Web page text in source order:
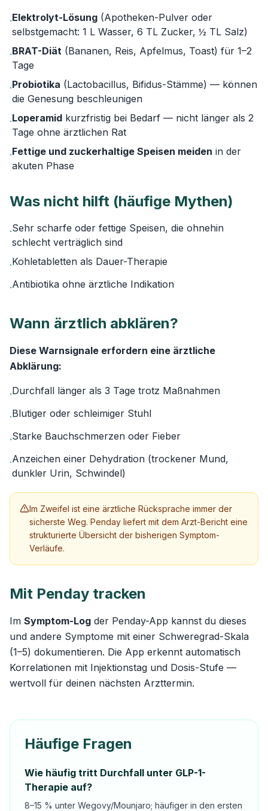
·Elektrolyt-Lösung (Apotheken-Pulver oder
selbstgemacht: 1 L Wasser, 6 TL Zucker, ½ TL Salz)
·BRAT-Diät (Bananen, Reis, Apfelmus, Toast) für 1–2
Tage
·Probiotika (Lactobacillus, Bifidus-Stämme) — können
die Genesung beschleunigen
·Loperamid kurzfristig bei Bedarf — nicht länger als 2
Tage ohne ärztlichen Rat
·Fettige und zuckerhaltige Speisen meiden in der
akuten Phase
Was nicht hilft (häufige Mythen)
·Sehr scharfe oder fettige Speisen, die ohnehin
schlecht verträglich sind
·Kohletabletten als Dauer-Therapie
·Antibiotika ohne ärztliche Indikation
Wann ärztlich abklären?
Diese Warnsignale erfordern eine ärztliche
Abklärung:
·Durchfall länger als 3 Tage trotz Maßnahmen
·Blutiger oder schleimiger Stuhl
·Starke Bauchschmerzen oder Fieber
·Anzeichen einer Dehydration (trockener Mund,
dunkler Urin, Schwindel)
Im Zweifel ist eine ärztliche Rücksprache immer der
sicherste Weg. Penday liefert mit dem Arzt-Bericht eine
strukturierte Übersicht der bisherigen Symptom-
Verläufe.
Mit Penday tracken
Im Symptom-Log der Penday-App kannst du dieses
und andere Symptome mit einer Schweregrad-Skala
(1–5) dokumentieren. Die App erkennt automatisch
Korrelationen mit Injektionstag und Dosis-Stufe —
wertvoll für deinen nächsten Arzttermin.
Häufige Fragen
Wie häufig tritt Durchfall unter GLP-1-
Therapie auf?
8–15 % unter Wegovy/Mounjaro; häufiger in den ersten